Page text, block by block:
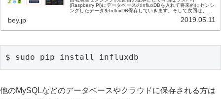
(Raspberry Pi)にデータベースのInfluxDBを入れて将来的にセンシ
ングしたデータをInfluxDB保存していきます。そして次回は、
bey.jp 2019.05.11
$ sudo pip install influxdb
他のMySQLなどのデータベースやクラウドに保存される方は